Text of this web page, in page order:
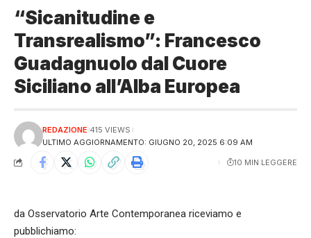
“Sicanitudine e
Transrealismo”: Francesco
Guadagnuolo dal Cuore
Siciliano all’Alba Europea
ULTIMO AGGIORNAMENTO: GIUGNO 20, 2025 6:09 AM
REDAZIONE 415 VIEWS
10 MIN LEGGERE
da Osservatorio Arte Contemporanea riceviamo e
pubblichiamo: